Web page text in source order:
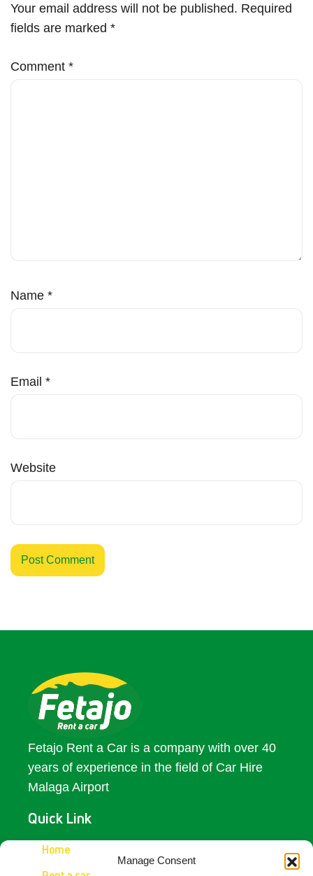
Manage Consent
Your email address will not be published. Required
fields are marked *
Comment *
Name *
Email *
Website
Fetajo Rent a Car is a company with over 40
years of experience in the field of Car Hire
Malaga Airport
Quick Link
Home
Access